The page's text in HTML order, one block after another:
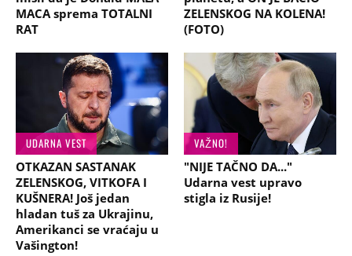
MACA sprema TOTALNI
RAT
ZELENSKOG NA KOLENA!
(FOTO)
UDARNA VEST
OTKAZAN SASTANAK
ZELENSKOG, VITKOFA I
KUŠNERA! Još jedan
hladan tuš za Ukrajinu,
Amerikanci se vraćaju u
Vašington!
VAŽNO!
"NIJE TAČNO DA..."
Udarna vest upravo
stigla iz Rusije!